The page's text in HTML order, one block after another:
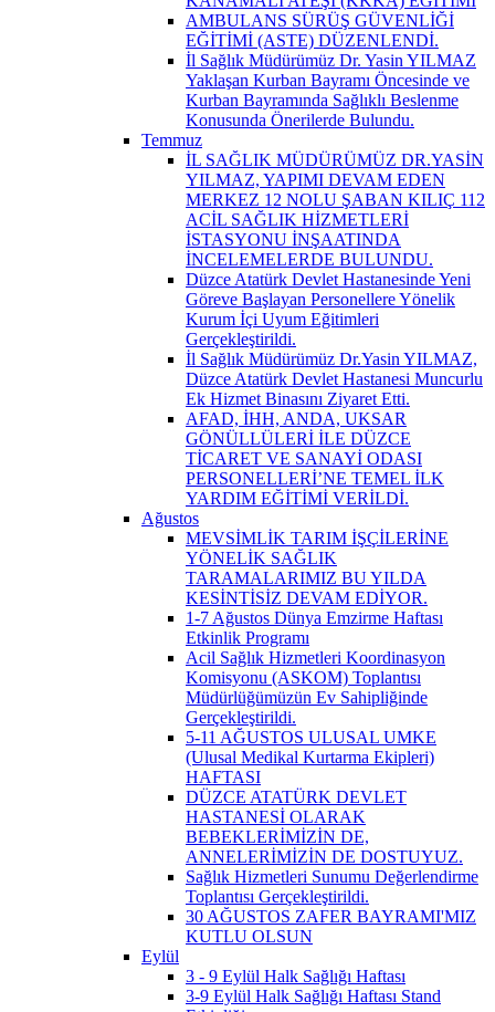
AMBULANS SÜRÜŞ GÜVENLİĞİ
EĞİTİMİ (ASTE) DÜZENLENDİ.
İl Sağlık Müdürümüz Dr. Yasin YILMAZ
Yaklaşan Kurban Bayramı Öncesinde ve
Kurban Bayramında Sağlıklı Beslenme
Konusunda Önerilerde Bulundu.
Temmuz
İL SAĞLIK MÜDÜRÜMÜZ DR.YASİN
YILMAZ, YAPIMI DEVAM EDEN
MERKEZ 12 NOLU ŞABAN KILIÇ 112
ACİL SAĞLIK HİZMETLERİ
İSTASYONU İNŞAATINDA
İNCELEMELERDE BULUNDU.
Düzce Atatürk Devlet Hastanesinde Yeni
Göreve Başlayan Personellere Yönelik
Kurum İçi Uyum Eğitimleri
Gerçekleştirildi.
İl Sağlık Müdürümüz Dr.Yasin YILMAZ,
Düzce Atatürk Devlet Hastanesi Muncurlu
Ek Hizmet Binasını Ziyaret Etti.
AFAD, İHH, ANDA, UKSAR
GÖNÜLLÜLERİ İLE DÜZCE
TİCARET VE SANAYİ ODASI
PERSONELLERİ’NE TEMEL İLK
YARDIM EĞİTİMİ VERİLDİ.
Ağustos
MEVSİMLİK TARIM İŞÇİLERİNE
YÖNELİK SAĞLIK
TARAMALARIMIZ BU YILDA
KESİNTİSİZ DEVAM EDİYOR.
1-7 Ağustos Dünya Emzirme Haftası
Etkinlik Programı
Acil Sağlık Hizmetleri Koordinasyon
Komisyonu (ASKOM) Toplantısı
Müdürlüğümüzün Ev Sahipliğinde
Gerçekleştirildi.
5-11 AĞUSTOS ULUSAL UMKE
(Ulusal Medikal Kurtarma Ekipleri)
HAFTASI
DÜZCE ATATÜRK DEVLET
HASTANESİ OLARAK
BEBEKLERİMİZİN DE,
ANNELERİMİZİN DE DOSTUYUZ.
Sağlık Hizmetleri Sunumu Değerlendirme
Toplantısı Gerçekleştirildi.
30 AĞUSTOS ZAFER BAYRAMI'MIZ
KUTLU OLSUN
Eylül
3 - 9 Eylül Halk Sağlığı Haftası
3-9 Eylül Halk Sağlığı Haftası Stand